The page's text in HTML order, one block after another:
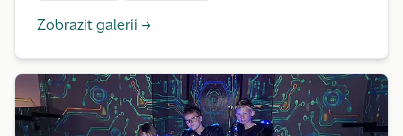
Zobrazit galerii →